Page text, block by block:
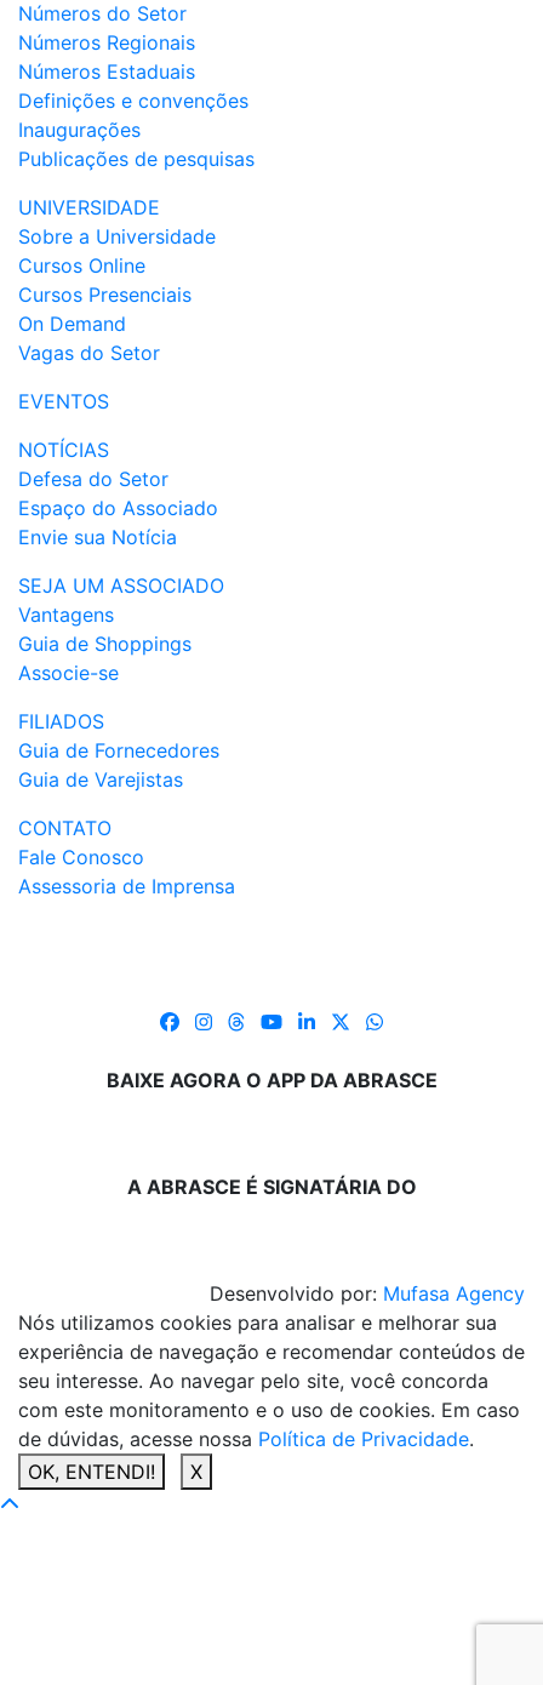
Números do Setor
Números Regionais
Números Estaduais
Definições e convenções
Inaugurações
Publicações de pesquisas
UNIVERSIDADE
Sobre a Universidade
Cursos Online
Cursos Presenciais
On Demand
Vagas do Setor
EVENTOS
NOTÍCIAS
Defesa do Setor
Espaço do Associado
Envie sua Notícia
SEJA UM ASSOCIADO
Vantagens
Guia de Shoppings
Associe-se
FILIADOS
Guia de Fornecedores
Guia de Varejistas
CONTATO
Fale Conosco
Assessoria de Imprensa
BAIXE AGORA O APP DA ABRASCE
A ABRASCE É SIGNATÁRIA DO
Desenvolvido por: Mufasa Agency
Nós utilizamos cookies para analisar e melhorar sua
experiência de navegação e recomendar conteúdos de
seu interesse. Ao navegar pelo site, você concorda
com este monitoramento e o uso de cookies. Em caso
de dúvidas, acesse nossa Política de Privacidade.
OK, ENTENDI!
X